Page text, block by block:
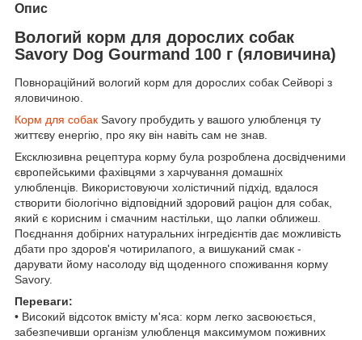
Опис
Вологий корм для дорослих собак
Savory Dog Gourmand 100 г (яловичина)
Повнораційний вологий корм для дорослих собак Сейворі з
яловичиною.
Корм для собак Savory пробудить у вашого улюбленця ту
життєву енергію, про яку він навіть сам не знав.
Ексклюзивна рецептура корму була розроблена досвідченими
європейськими фахівцями з харчування домашніх
улюбленців. Використовуючи холістичний підхід, вдалося
створити біологічно відповідний здоровий раціон для собак,
який є корисним і смачним настільки, що лапки оближеш.
Поєднання добірних натуральних інгредієнтів дає можливість
дбати про здоров'я чотирилапого, а вишуканий смак -
дарувати йому насолоду від щоденного споживання корму
Savory.
Переваги:
• Високий відсоток вмісту м'яса: корм легко засвоюється,
забезпечивши організм улюбленця максимумом поживних